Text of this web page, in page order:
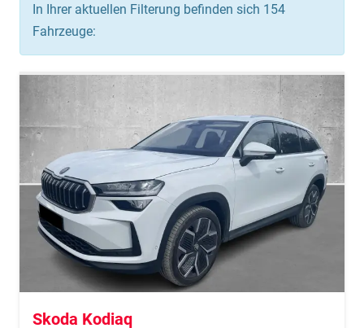
In Ihrer aktuellen Filterung befinden sich 154
Fahrzeuge:
Skoda Kodiaq